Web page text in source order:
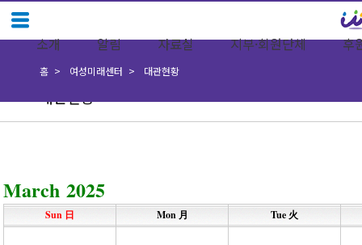
소개 알림 자료실 지부·회원단체 후
대관현황
홈 여성미래센터 대관현황
March 2025
Sun 日 Mon 月 Tue 火